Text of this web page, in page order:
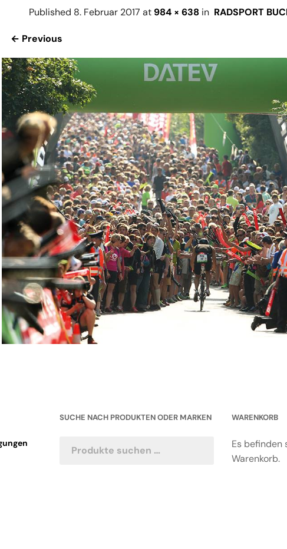
Published 8. Februar 2017 at 984 × 638 in RADSPORT
← Previous
SUCHE NACH PRODUKTEN ODER MARKEN WARENKORB
Es befinden
Warenkorb.